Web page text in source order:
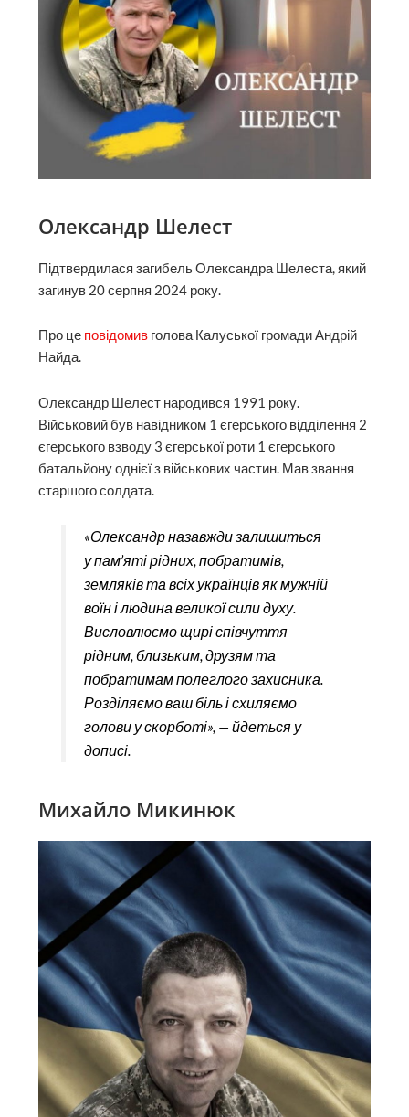
Олександр Шелест
Підтвердилася загибель Олександра Шелеста, який
загинув 20 серпня 2024 року.
Про це повідомив голова Калуської громади Андрій
Найда.
Олександр Шелест народився 1991 року.
Військовий був навідником 1 єгерського відділення 2
єгерського взводу 3 єгерської роти 1 єгерського
батальйону однієї з військових частин. Мав звання
старшого солдата.
«Олександр назавжди залишиться
у пам’яті рідних, побратимів,
земляків та всіх українців як мужній
воїн і людина великої сили духу.
Висловлюємо щирі співчуття
рідним, близьким, друзям та
побратимам полеглого захисника.
Розділяємо ваш біль і схиляємо
голови у скорботі», — йдеться у
дописі.
Михайло Микинюк